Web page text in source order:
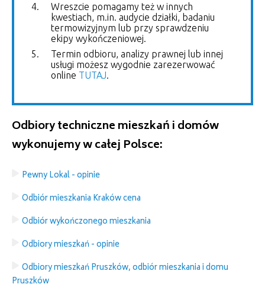
Wreszcie pomagamy też w innych
kwestiach, m.in. audycie działki, badaniu
termowizyjnym lub przy sprawdzeniu
ekipy wykończeniowej.
Termin odbioru, analizy prawnej lub innej
usługi możesz wygodnie zarezerwować
online TUTAJ
Odbiory techniczne mieszkań i domów
wykonujemy w całej Polsce:
Pewny Lokal - opinie
Odbiór mieszkania Kraków cena
Odbiór wykończonego mieszkania
Odbiory mieszkań - opinie
Odbiory mieszkań Pruszków, odbiór mieszkania i domu
Pruszków